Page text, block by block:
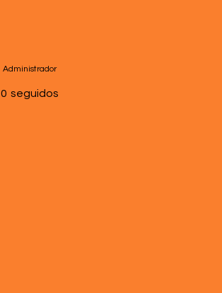
Administrador
0 seguidos